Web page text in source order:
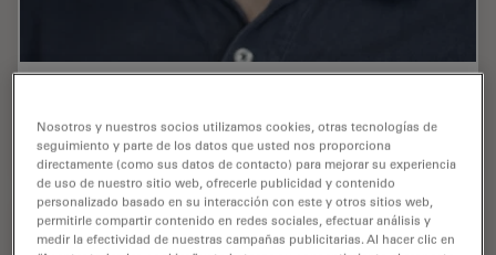
Publications : 1
Nosotros y nuestros socios utilizamos cookies, otras tecnologías de
seguimiento y parte de los datos que usted nos proporciona
directamente (como sus datos de contacto) para mejorar su experiencia
de uso de nuestro sitio web, ofrecerle publicidad y contenido
personalizado basado en su interacción con este y otros sitios web,
permitirle compartir contenido en redes sociales, efectuar análisis y
medir la efectividad de nuestras campañas publicitarias. Al hacer clic en